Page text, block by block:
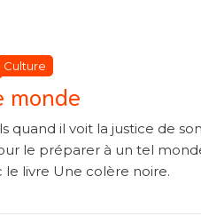
monde
Culture
quand il voit la justice de
le préparer à un tel
le livre Une colère noire.